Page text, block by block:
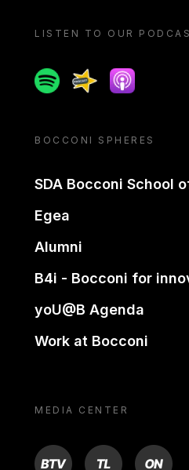
LISTEN TO OUR
SpotifySpreaker
Apple
BOCCONI SPHERES
SDA Bocconi School
Egea
Alumni
B4i - Bocconi for
yoU@B Agenda
Work at Bocconi
MEDIA CENTER
BTV TL ON